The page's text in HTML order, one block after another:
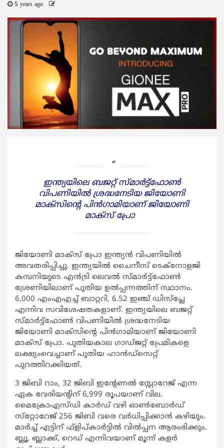
5 years ago
ഇന്ത്യയിലെ ബജറ്റ് സ്മാര്‍ട്ട്‌ഫോണ്‍
വിപണിയില്‍ ശ്രദ്ധനേടിയ ജിയോണി
മാക്സിന്റെ പിന്‍ഗാമിയാണ് ജിയോണി
മാക്സ് പ്രോ
ജിയോണി മാക്‌സ് പ്രോ ഇന്ത്യന്‍ വിപണിയില്‍
അവതരിപ്പിച്ചു. ഇന്ത്യയില്‍ ചൈനീസ് ടെക്‌നോളജി
കമ്പനിയുടെ എന്‍ട്രി ലെവല്‍ സ്മാര്‍ട്ട്‌ഫോണ്‍
ശ്രേണിയിലാണ് പുതിയ ഉല്‍പ്പന്നത്തിന് സ്ഥാനം.
6,000 എംഎഎച്ച് ബാറ്ററി, 6.52 ഇഞ്ച് ഡിസ്‌പ്ലേ
എന്നിവ സവിശേഷതകളാണ്. ഇന്ത്യയിലെ ബജറ്റ്
സ്മാര്‍ട്ട്‌ഫോണ്‍ വിപണിയില്‍ ശ്രദ്ധനേടിയ
ജിയോണി മാക്സിന്റെ പിന്‍ഗാമിയാണ് ജിയോണി
മാക്സ് പ്രോ. പുതിയകാല ഗാഡ്ജറ്റ് പ്രേമികളെ
ലക്ഷ്യംവെച്ചാണ് പുതിയ ഹാന്‍ഡ്‌സെറ്റ്
പുറത്തിറക്കിയത്.
3 ജിബി റാം, 32 ജിബി ഇന്റേണല്‍ സ്റ്റോറേജ് എന്ന
ഏക വേരിയന്റിന് 6,999 രൂപയാണ് വില.
മൈക്രോഎസ്ഡി കാര്‍ഡ് വഴി ഓണ്‍ബോര്‍ഡ്
സ്‌റ്റോറേജ് 256 ജിബി വരെ വര്‍ധിപ്പിക്കാന്‍ കഴിയും.
മാര്‍ച്ച് എട്ടിന് ഫ്‌ളിപ്കാര്‍ട്ടില്‍ വില്‍പ്പന ആരംഭിക്കും.
ബ്ലൂ, ബ്ലാക്ക്, റെഡ് എന്നിവയാണ് മൂന്ന് കളര്‍